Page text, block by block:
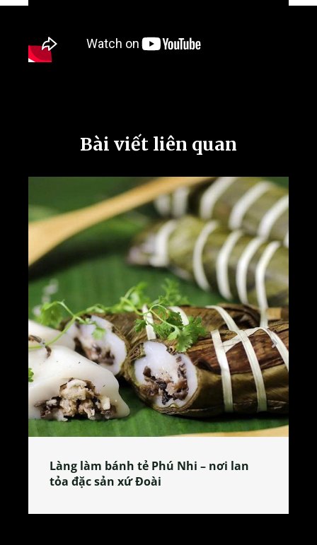
Bài viết liên quan
Làng làm bánh tẻ Phú Nhi – nơi lan
tỏa đặc sản xứ Đoài